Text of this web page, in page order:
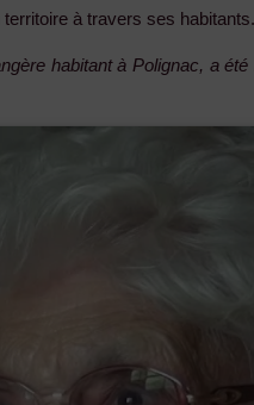
à travers ses
habitant à Polignac, a